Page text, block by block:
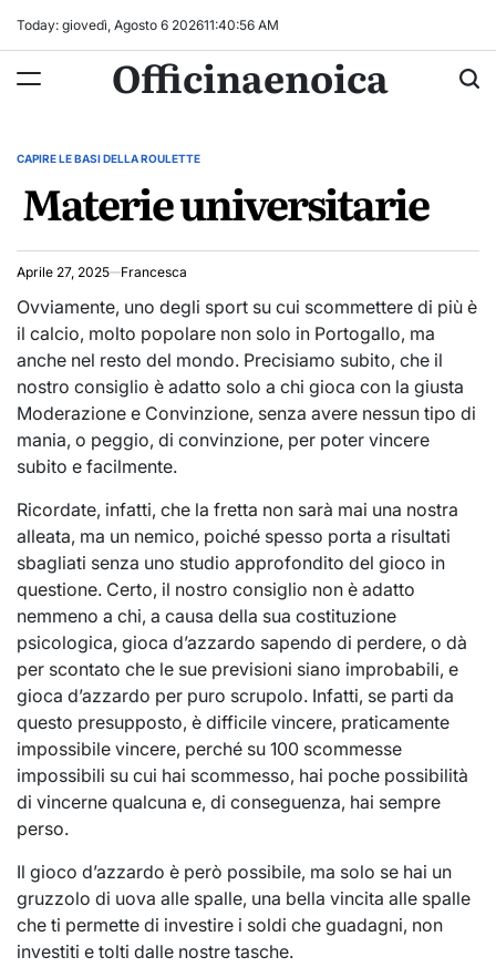
Today: giovedì, Agosto 6 202611:40:57 AM
Officinaenoica
POSTED
CAPIRE LE BASI DELLA ROULETTE
Materie universitarie
Aprile 27, 2025 Francesca
Ovviamente, uno degli sport su cui scommettere di più è
il calcio, molto popolare non solo in Portogallo, ma
anche nel resto del mondo. Precisiamo subito, che il
nostro consiglio è adatto solo a chi gioca con la giusta
Moderazione e Convinzione, senza avere nessun tipo di
mania, o peggio, di convinzione, per poter vincere
subito e facilmente.
Ricordate, infatti, che la fretta non sarà mai una nostra
alleata, ma un nemico, poiché spesso porta a risultati
sbagliati senza uno studio approfondito del gioco in
questione. Certo, il nostro consiglio non è adatto
nemmeno a chi, a causa della sua costituzione
psicologica, gioca d’azzardo sapendo di perdere, o dà
per scontato che le sue previsioni siano improbabili, e
gioca d’azzardo per puro scrupolo. Infatti, se parti da
questo presupposto, è difficile vincere, praticamente
impossibile vincere, perché su 100 scommesse
impossibili su cui hai scommesso, hai poche possibilità
di vincerne qualcuna e, di conseguenza, hai sempre
perso.
Il gioco d’azzardo è però possibile, ma solo se hai un
gruzzolo di uova alle spalle, una bella vincita alle spalle
che ti permette di investire i soldi che guadagni, non
investiti e tolti dalle nostre tasche.